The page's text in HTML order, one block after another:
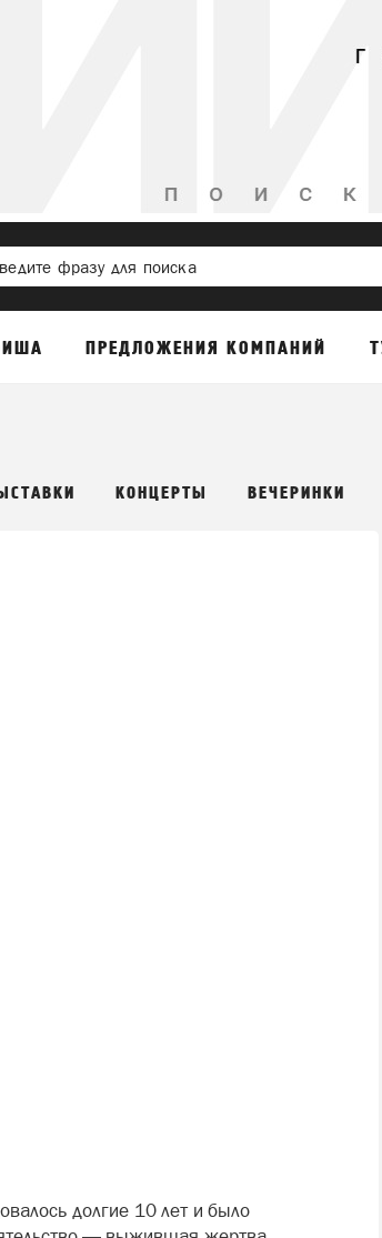
ПРЕДЛОЖЕНИЯ КОМПАНИЙ
КОНЦЕРТЫ ВЕЧЕРИНКИ
долгие 10 лет и было